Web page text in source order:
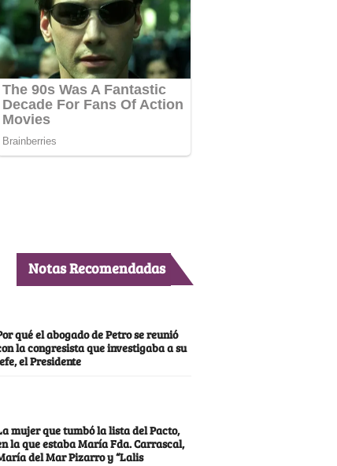
Notas Recomendadas
qué el abogado de Petro se reunió
la congresista que investigaba a su
el Presidente
mujer que tumbó la lista del Pacto,
la que estaba María Fda. Carrascal,
del Mar Pizarro y “Lalis